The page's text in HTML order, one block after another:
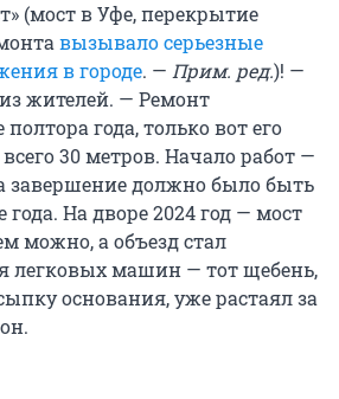
(мост в Уфе, перекрытие
вызывало серьезные
в городе. — Прим. ред.)! —
жителей. — Ремонт
года, только вот его
30 метров. Начало работ —
завершение должно было быть
года. На дворе 2024 год — мост
можно, а объезд стал
легковых машин — тот щебень,
основания, уже растаял за